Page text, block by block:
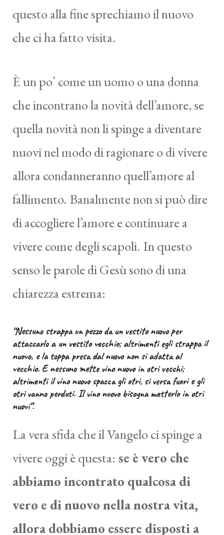
questo alla fine sprechiamo il nuovo
che ci ha fatto visita.
È un po’ come un uomo o una donna
che incontrano la novità dell’amore, se
quella novità non li spinge a diventare
nuovi nel modo di ragionare o di vivere
allora condanneranno quell’amore al
fallimento. Banalmente non si può dire
di accogliere l’amore e continuare a
vivere come degli scapoli. In questo
senso le parole di Gesù sono di una
chiarezza estrema:
“Nessuno strappa un pezzo da un vestito nuovo per
attaccarlo a un vestito vecchio; altrimenti egli strappa il
nuovo, e la toppa presa dal nuovo non si adatta al
vecchio. E nessuno mette vino nuovo in otri vecchi;
altrimenti il vino nuovo spacca gli otri, si versa fuori e gli
otri vanno perduti. Il vino nuovo bisogna metterlo in otri
nuovi”.
La vera sfida che il Vangelo ci spinge a
vivere oggi è questa: se è vero che
abbiamo incontrato qualcosa di
vero e di nuovo nella nostra vita,
allora dobbiamo essere disposti a